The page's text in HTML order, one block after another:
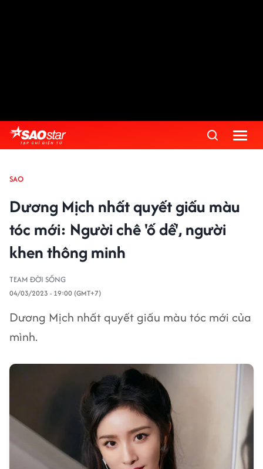
SAO
Dương Mịch nhất quyết giấu màu
tóc mới: Người chê 'ố dề', người
khen thông minh
TEAM ĐỜI SỐNG
04/03/2023 - 19:00 (GMT+7)
Dương Mịch nhất quyết giấu màu tóc mới của
mình.